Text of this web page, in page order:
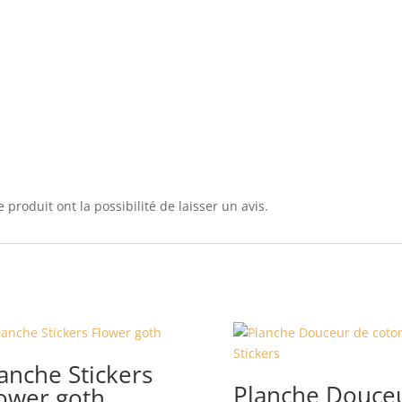
produit ont la possibilité de laisser un avis.
Stickers
Planche